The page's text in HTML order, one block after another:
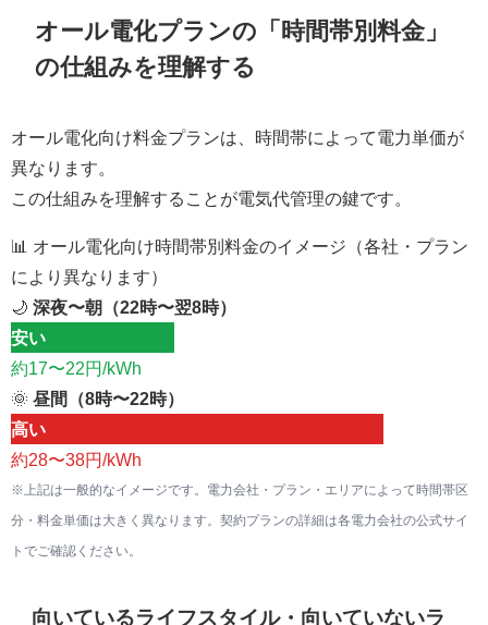
オール電化プランの「時間帯別料金」
の仕組みを理解する
オール電化向け料金プランは、時間帯によって電力単価が
異なります。
この仕組みを理解することが電気代管理の鍵です。
📊 オール電化向け時間帯別料金のイメージ（各社・プラン
により異なります）
🌙 深夜〜朝（22時〜翌8時）
安い
約17〜22円/kWh
🌞 昼間（8時〜22時）
高い
約28〜38円/kWh
※上記は一般的なイメージです。電力会社・プラン・エリアによって時間帯区
分・料金単価は大きく異なります。契約プランの詳細は各電力会社の公式サイ
トでご確認ください。
向いているライフスタイル・向いていないラ